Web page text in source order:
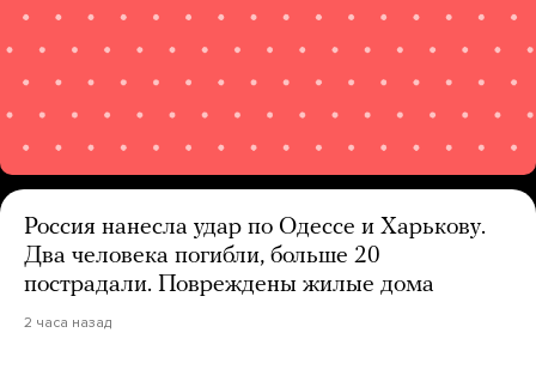
Россия нанесла удар по Одессе и Харькову.
Два человека погибли, больше 20
пострадали. Повреждены жилые дома
2 часа назад